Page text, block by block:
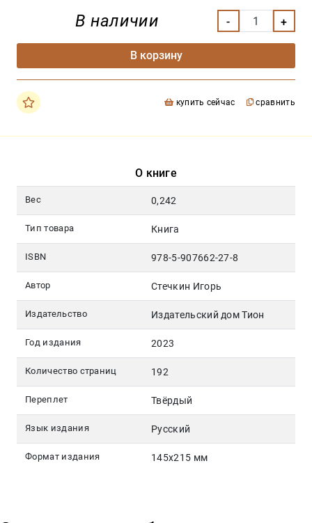
В наличии
В корзину
купить сейчас сравнить
О книге
Вес 0,242
Тип товара Книга
ISBN 978-5-907662-27-8
Автор Стечкин Игорь
Издательство Издательский дом Тион
Год издания 2023
Количество страниц 192
Переплет Твёрдый
Язык издания Русский
Формат издания 145х215 мм
pochta@den-